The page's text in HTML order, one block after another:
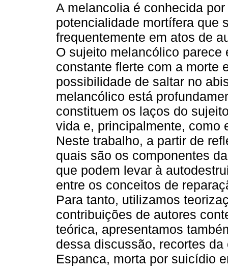
A melancolia é conhecida por
potencialidade mortífera que
frequentemente em atos de
O sujeito melancólico parece
constante flerte com a morte
possibilidade de saltar no
melancólico está
constituem os laços do
vida e, principalmente, como
Neste trabalho, a partir de
quais são os componentes
que podem levar à
entre os conceitos de
Para tanto, utilizamos
contribuições de autores
teórica, apresentamos
dessa discussão, recortes
Espanca, morta por suicídio